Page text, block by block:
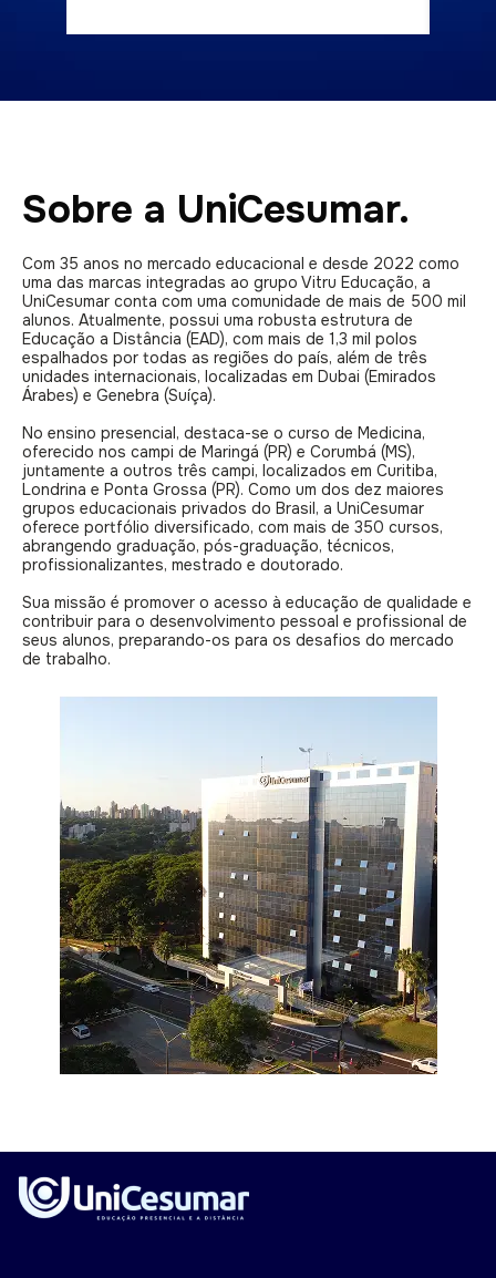
Sobre a UniCesumar.
Com 35 anos no mercado educacional e desde 2022 como
uma das marcas integradas ao grupo Vitru Educação, a
UniCesumar conta com uma comunidade de mais de 500 mil
alunos. Atualmente, possui uma robusta estrutura de
Educação a Distância (EAD), com mais de 1,3 mil polos
espalhados por todas as regiões do país, além de três
unidades internacionais, localizadas em Dubai (Emirados
Árabes) e Genebra (Suíça).
No ensino presencial, destaca-se o curso de Medicina,
oferecido nos campi de Maringá (PR) e Corumbá (MS),
juntamente a outros três campi, localizados em Curitiba,
Londrina e Ponta Grossa (PR). Como um dos dez maiores
grupos educacionais privados do Brasil, a UniCesumar
oferece portfólio diversificado, com mais de 350 cursos,
abrangendo graduação, pós-graduação, técnicos,
profissionalizantes, mestrado e doutorado.
Sua missão é promover o acesso à educação de qualidade e
contribuir para o desenvolvimento pessoal e profissional de
seus alunos, preparando-os para os desafios do mercado
de trabalho.